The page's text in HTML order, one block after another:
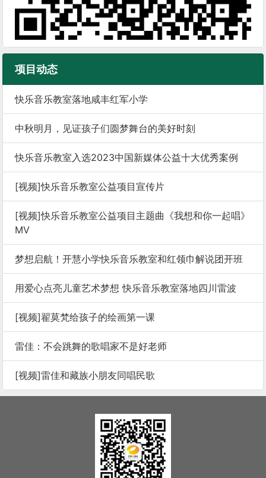
项目动态
快乐音乐教室落地咸丰红军小学
中秋明月，见证孩子们圆梦舞台的美好时刻
快乐音乐教室入选2023中国新媒体公益十大优秀案例
[视频]快乐音乐教室公益项目宣传片
[视频]快乐音乐教室公益项目主题曲《我想和你一起唱》
MV
梦想启航！开慧小学快乐音乐教室和红领巾解说团开班
用爱心点亮儿童艺术梦想 快乐音乐教室落地四川雷波
[视频]翟莫梵给孩子的绘画第一课
雷佳：不会跳舞的歌唱家不是好老师
[视频]雷佳和藏族小朋友同唱民歌